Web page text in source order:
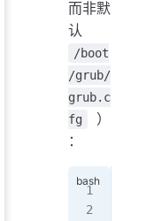
而非默
认
/boot
/grub/
grub.c
fg
）
：